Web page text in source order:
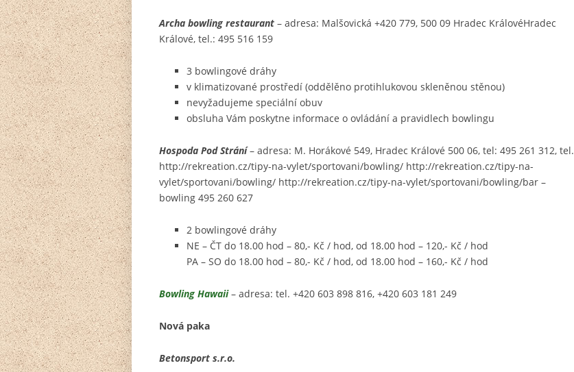
Archa bowling restaurant – adresa: Malšovická +420 779, 500 09 Hradec KrálovéHradec
Králové, tel.: 495 516 159
3 bowlingové dráhy
v klimatizované prostředí (oddělěno protihlukovou skleněnou stěnou)
nevyžadujeme speciální obuv
obsluha Vám poskytne informace o ovládání a pravidlech bowlingu
Hospoda Pod Strání – adresa: M. Horákové 549, Hradec Králové 500 06, tel: 495 261 312, tel.
http://rekreation.cz/tipy-na-vylet/sportovani/bowling/ http://rekreation.cz/tipy-na-
vylet/sportovani/bowling/ http://rekreation.cz/tipy-na-vylet/sportovani/bowling/bar –
bowling 495 260 627
2 bowlingové dráhy
NE – ČT do 18.00 hod – 80,- Kč / hod, od 18.00 hod – 120,- Kč / hod
PA – SO do 18.00 hod – 80,- Kč / hod, od 18.00 hod – 160,- Kč / hod
Bowling Hawaii – adresa: tel. +420 603 898 816, +420 603 181 249
Nová paka
Betonsport s.r.o.